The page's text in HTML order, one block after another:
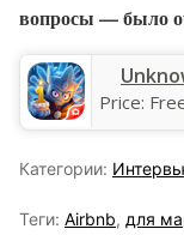
вопросы — было
Price:
Категории:
Теги: Airbnb, для